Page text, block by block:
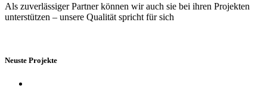
Als zuverlässiger Partner können wir auch sie bei ihren Projekten
unterstützen – unsere Qualität spricht für sich
Neuste Projekte